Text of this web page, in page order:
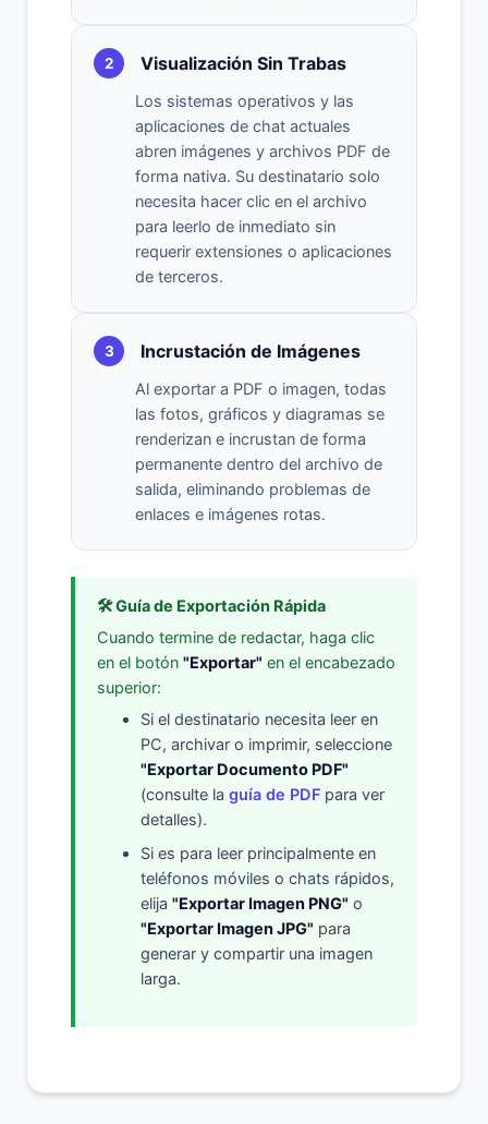
2 Visualización Sin Trabas
Los sistemas operativos y las
aplicaciones de chat actuales
abren imágenes y archivos PDF de
forma nativa. Su destinatario solo
necesita hacer clic en el archivo
para leerlo de inmediato sin
requerir extensiones o aplicaciones
de terceros.
3 Incrustación de Imágenes
Al exportar a PDF o imagen, todas
las fotos, gráficos y diagramas se
renderizan e incrustan de forma
permanente dentro del archivo de
salida, eliminando problemas de
enlaces e imágenes rotas.
🛠️ Guía de Exportación Rápida
Cuando termine de redactar, haga clic
en el botón "Exportar" en el encabezado
superior:
Si el destinatario necesita leer en
PC, archivar o imprimir, seleccione
"Exportar Documento PDF"
(consulte la guía de PDF para ver
detalles).
Si es para leer principalmente en
teléfonos móviles o chats rápidos,
elija "Exportar Imagen PNG" o
"Exportar Imagen JPG" para
generar y compartir una imagen
larga.